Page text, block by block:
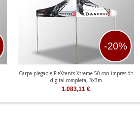
-20%
Carpa plegable FleXtents Xtreme 50 con impresión
digital completa, 3x3m
1.083,11 €